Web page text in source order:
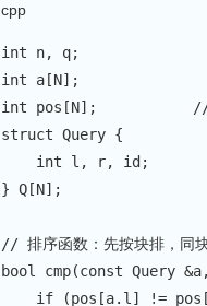
cpp
int n, q;
int a [N] ;
int pos [N] ;
//
struct Query {
int l , r, id ;
} Q [N] ;
// 排序函数：先按块排，同
bool
cmp(const Query &a,
if
(pos [a. l ] != pos [